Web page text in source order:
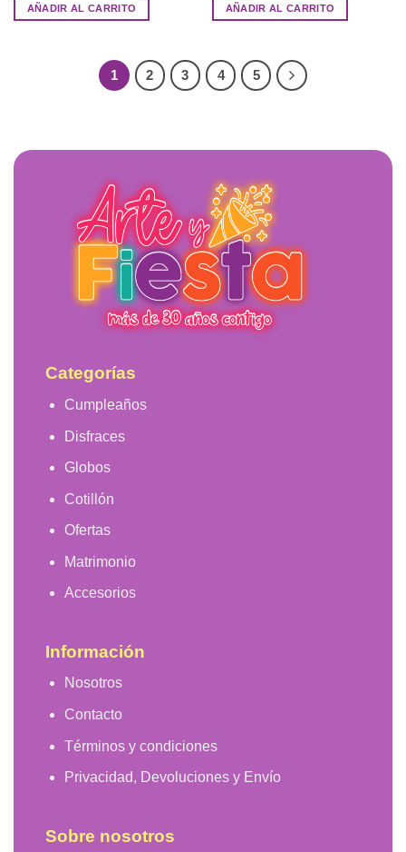
AÑADIR AL CARRITO AÑADIR AL CARRITO
1 2 3 4 5
Categorías
Cumpleaños
Disfraces
Globos
Cotillón
Ofertas
Matrimonio
Accesorios
Información
Nosotros
Contacto
Términos y condiciones
Privacidad, Devoluciones y Envío
Sobre nosotros